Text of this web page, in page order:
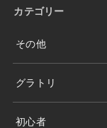
カテゴリー
その他
グラトリ
初心者